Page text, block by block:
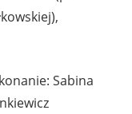
Sabina